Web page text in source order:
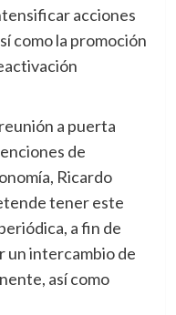
acciones
como la promoción
a puerta
de
Ricardo
tener este
a fin de
un intercambio de
así como